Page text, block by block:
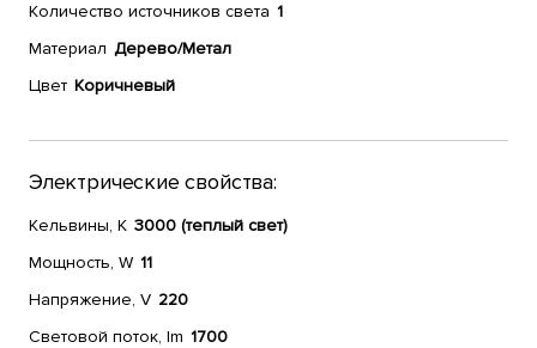
Количество источников света 1
Материал Дерево/Метал
Цвет Коричневый
Электрические свойства:
Кельвины, К 3000 (теплый свет)
Мощность, W 11
Напряжение, V 220
Световой поток, lm 1700